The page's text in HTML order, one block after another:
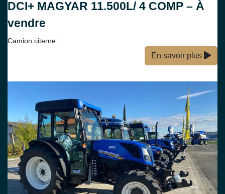
DCI+ MAGYAR 11.500L/ 4 COMP – À
vendre
Camion citerne :…
En savoir plus